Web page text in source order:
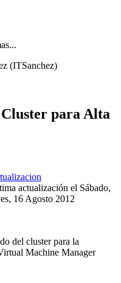
(ITSanchez)
para Alta
actualización el Sábado,
16 Agosto 2012
del cluster para la
Machine Manager